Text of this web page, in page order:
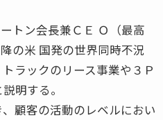
トン会長兼ＣＥ Ｏ（最高
の米 国発の世界同時不況
ラックのリース事業や３Ｐ
明する。
顧客の活動のレベルにおい